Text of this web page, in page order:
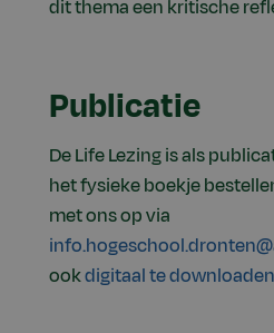
dit thema een kritische
Publicatie
De Life Lezing is als
het fysieke boekje
met ons op via
ookdigitaal te downloaden